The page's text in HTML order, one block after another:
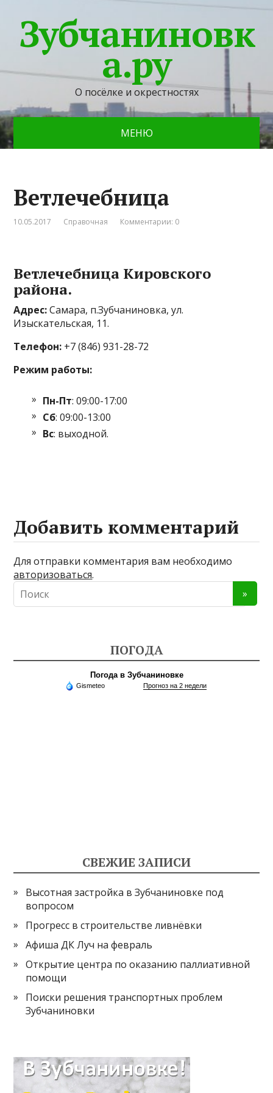
Зубчаниновк
а.ру
О посёлке и окрестностях
МЕНЮ
Ветлечебница
10.05.2017 Справочная Комментарии: 0
Ветлечебница Кировского
района.
Адрес:Самара, п.Зубчаниновка, ул.
Изыскательская, 11.
Телефон: +7 (846) 931-28-72
Режим работы:
Пн-Пт: 09:00-17:00
Сб: 09:00-13:00
Вс: выходной.
Добавить комментарий
Для отправки комментария вам необходимо
авторизоваться.
ПОГОДА
Погода в Зубчаниновке
Gismeteo Прогноз на 2 недели
СВЕЖИЕ ЗАПИСИ
Высотная застройка в Зубчаниновке под
вопросом
Прогресс в строительстве ливнёвки
Афиша ДК Луч на февраль
Открытие центра по оказанию паллиативной
помощи
Поиски решения транспортных проблем
Зубчаниновки